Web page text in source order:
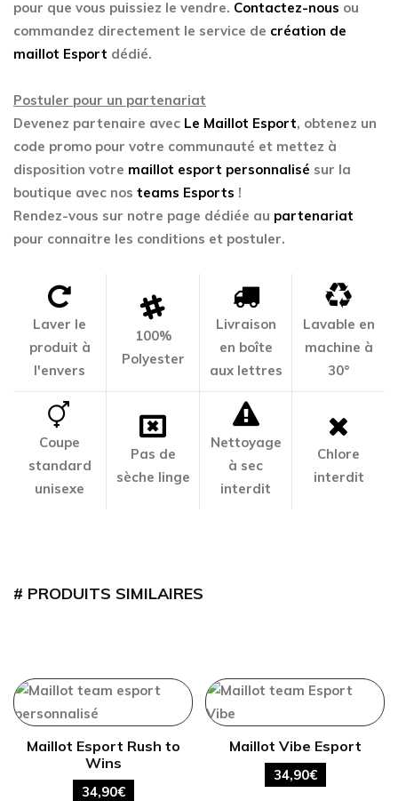
pour que vous puissiez le vendre. Contactez-nous ou
commandez directement le service de création de
maillot Esport dédié.
Postuler pour un partenariat
Devenez partenaire avec Le Maillot Esport, obtenez un
code promo pour votre communauté et mettez à
disposition votre maillot esport personnalisé sur la
boutique avec nos teams Esports !
Rendez-vous sur notre page dédiée au partenariat
pour connaitre les conditions et postuler.
Laver le
produit à
l'envers
100%
Polyester
Livraison
en boîte
aux lettres
Lavable en
machine à
30°
Coupe
standard
unisexe
Pas de
sèche linge
Nettoyage
à sec
interdit
Chlore
interdit
PRODUITS SIMILAIRES
Maillot Esport Rush to
Wins
34,90€
Maillot Vibe Esport
34,90€